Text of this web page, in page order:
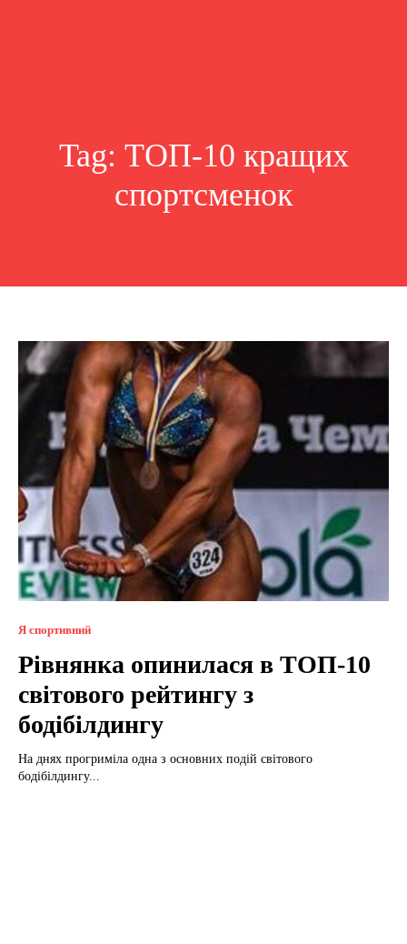
Tag: ТОП-10 кращих
спортсменок
Я спортивний
Рівнянка опинилася в ТОП-10
світового рейтингу з
бодібілдингу
На днях прогриміла одна з основних подій світового
бодібілдингу...